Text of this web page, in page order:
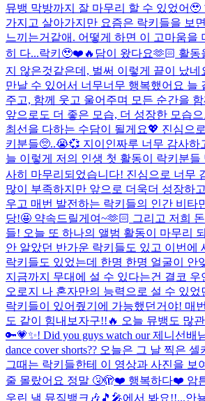
뮤뱅 막방까지 잘 마무리 할 수 있었어🥹
가지고 살아가지만 요즘은 락키들을 보
느끼는거같애. 어떻게 하면 이 고마움을
히 다...락키🥹❤️🔥담이 왔다요🫶🏻 활동
지 않은것같은데, 벌써 이렇게 끝이 났
만날 수 있어서 너무너무 행복했어요 늘
주고, 함께 웃고 울어주며 모든 순간을
앞으로도 더 좋은 모습, 더 성장한 모습
최선을 다하는 수담이 될게요💖 진심으
키분들🥺..😭💞 지이인짜루 너무 감사하
늘 이렇게 저의 인생 첫 활동이 락키분들
사히 마무리되었습니다! 진심으로 너무
많이 부족하지만 앞으로 더욱더 성장하
우고 매번 발전하는 락키들의 인간 비타
당!🤩 약속드릴게여~🫶🏻 그리고 저희
들! 오늘 또 하나의 앨범 활동이 마무리
안 알았던 반가운 락키들도 있고 이번에
락키들도 있었는데 한명 한명 얼굴이 안
지금까지 무대에 설 수 있다는건 결코 우
오로지 나 혼자만의 능력으로 설 수 있
락키들이 있어줬기에 가능했던거야! 매
도 같이 힘내보자구!!🔥 오늘 뮤뱅도 많
🔑💗✨! Did you guys watch our 제니선배
dance cover shorts?? 오늘은 그 날 찍은
그때는 락키들한테 이 영상과 사진을 보
줄 몰랐어요 정말 🤧🫣❤️ 행복하다❤️ 암
우린 낼 뮤직뱅크🎶🎵🎤에서 봐요!!...안